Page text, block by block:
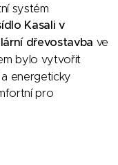
systém
Kasali v
dřevostavba ve
bylo vytvořit
energeticky
pro